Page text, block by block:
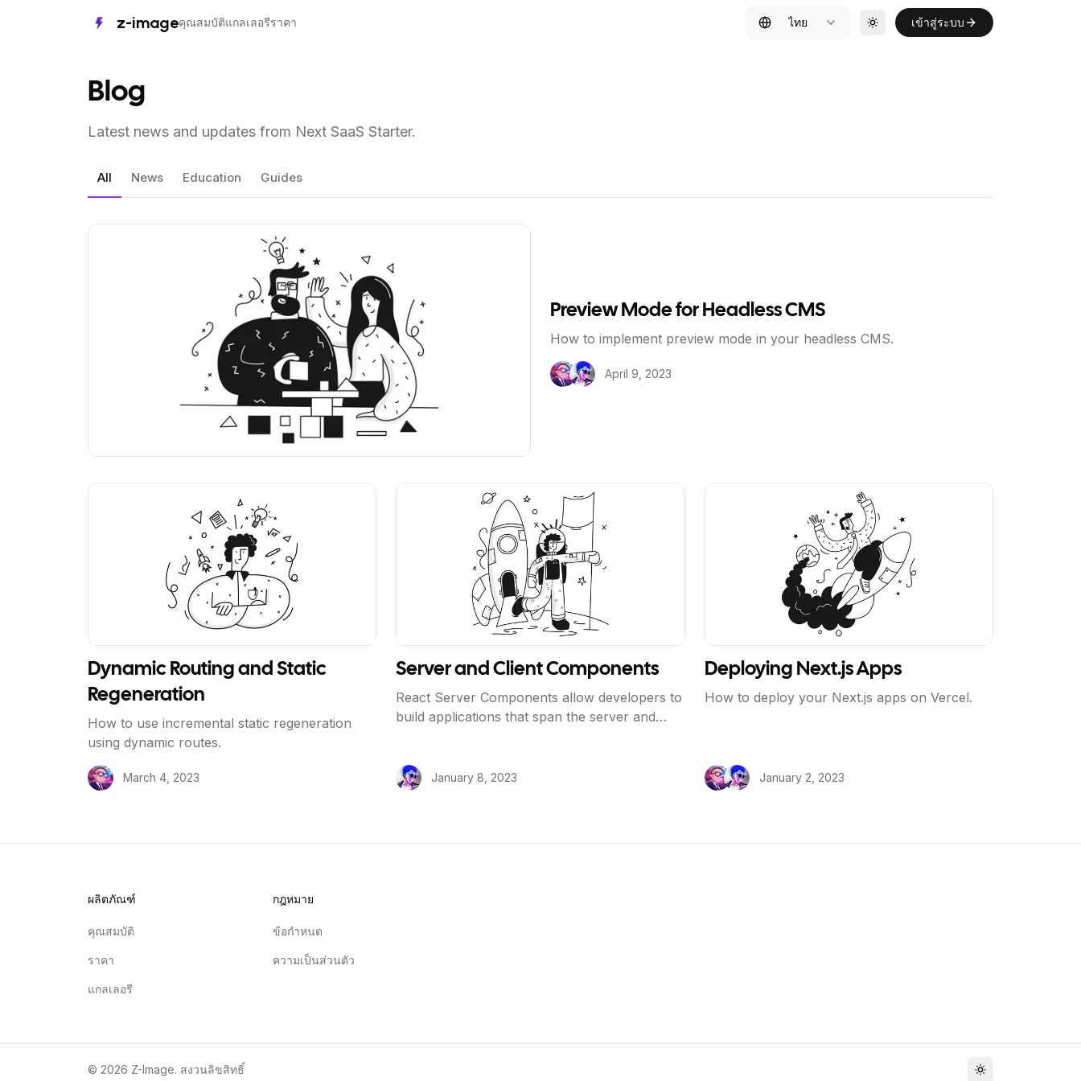
z-imageคุณสมบัติแกลเลอรีราคา ไทย Toggle theme
เข้าสู่ระบบ
Blog
Latest news and updates from Next SaaS Starter.
All News Education Guides
Preview Mode for Headless CMS
How to implement preview mode in your headless CMS.
April 9, 2023
View Article
Dynamic Routing and Static
Regeneration
How to use incremental static regeneration
using dynamic routes.
March 4, 2023
Server and Client Components
React Server Components allow developers to
build applications that span the server and
January 8, 2023
Deploying Next.js Apps
How to deploy your Next.js apps on Vercel.
January 2, 2023
ผลิตภัณฑ์
คุณสมบัติ
ราคา
แกลเลอรี
กฎหมาย
ข้อกำหนด
ความเป็นส่วนตัว
© 2026 Z-Image. สงวนลิขสิทธิ์ Toggle theme